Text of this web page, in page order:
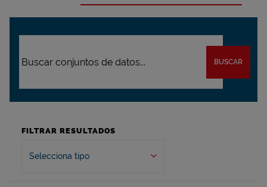
BUSCAR
FILTRAR RESULTADOS
Selecciona tipo